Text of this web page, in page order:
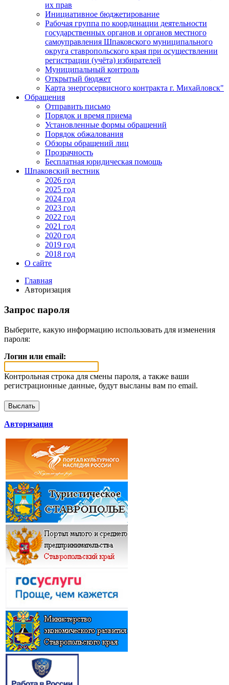
их прав
Инициативное бюджетирование
Рабочая группа по координации деятельности
государственных органов и органов местного
самоуправления Шпаковского муниципального
округа ставропольского края при осуществлении
регистрации (учёта) избирателей
Муниципальный контроль
Открытый бюджет
Карта энергосервисного контракта г. Михайловск"
Обращения
Отправить письмо
Порядок и время приема
Установленные формы обращений
Порядок обжалования
Обзоры обращений лиц
Прозрачность
Бесплатная юридическая помощь
Шпаковский вестник
2026 год
2025 год
2024 год
2023 год
2022 год
2021 год
2020 год
2019 год
2018 год
О сайте
Главная
Авторизация
Запрос пароля
Выберите, какую информацию использовать для изменения
пароля:
Логин или email:
Контрольная строка для смены пароля, а также ваши
регистрационные данные, будут высланы вам по email.
Авторизация